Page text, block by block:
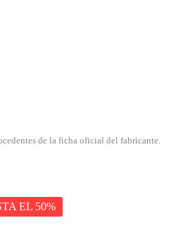
de la ficha oficial del fabricante.
EL 50%